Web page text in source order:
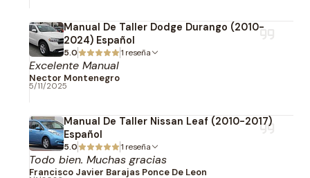
Manual De Taller Dodge Durango (2010-
2024) Español
5.0 1 reseña
Excelente Manual
Nector Montenegro
5/11/2025
Manual De Taller Nissan Leaf (2010-2017)
Español
5.0 1 reseña
Todo bien. Muchas gracias
Francisco Javier Barajas Ponce De Leon